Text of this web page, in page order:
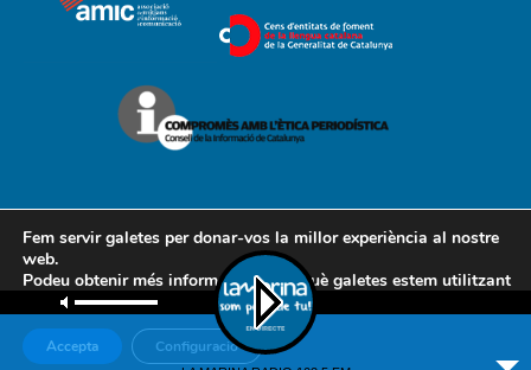
Contacte Avís legal Política de cookies
Política de privacitat
AMCL
© Associació de Mitjans de Comunicació Local, 2018
Fem servir galetes per donar-vos la millor experiència al nostre
web.
Podeu obtenir més informació sobre què galetes estem utilitzant
o desactivar-les a la
configuració.
Accepta Configuració